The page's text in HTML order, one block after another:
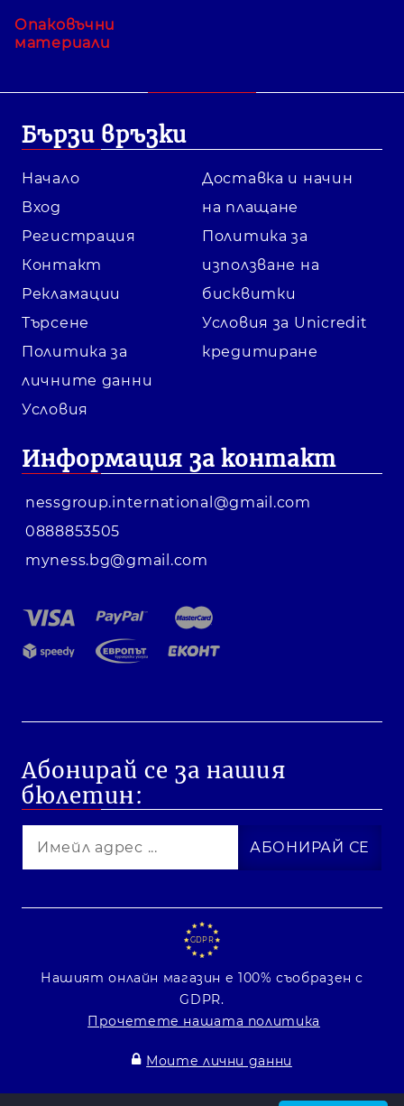
Опаковъчни
материали
Бързи връзки
Начало
Вход
Регистрация
Контакт
Рекламации
Търсене
Политика за
личните данни
Условия
Доставка и начин
на плащане
Политика за
използване на
бисквитки
Условия за Unicredit
кредитиране
Информация за контакт
nessgroup.international@gmail.com
0888853505
myness.bg@gmail.com
Абонирай се за нашия
бюлетин:
GDPR
Нашият онлайн магазин е 100% съобразен с
GDPR.
Прочетете нашата политика
Моите лични данни